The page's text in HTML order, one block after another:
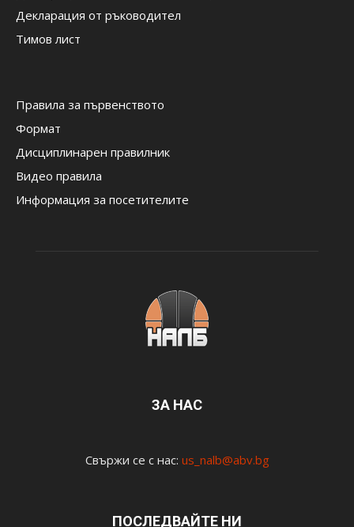
Декларация от ръководител
Тимов лист
Правила за първенството
Формат
Дисциплинарен правилник
Видео правила
Информация за посетителите
ЗА НАС
Свържи се с нас: us_nalb@abv.bg
ПОСЛЕДВАЙТЕ НИ